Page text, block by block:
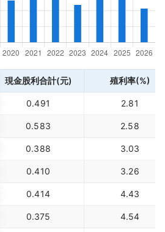
現金股利合計(元) 殖利率(%)
0.491 2.81
0.583 2.58
0.388 3.03
0.410 3.26
0.414 4.43
0.375 4.54